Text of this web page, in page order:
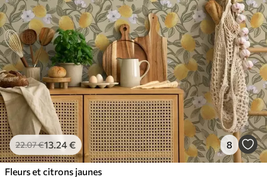
22.07€13.24€ 8
Fleurs et citrons jaunes